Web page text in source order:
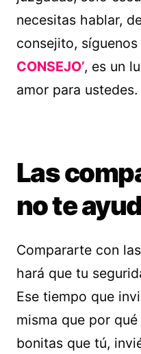
necesitas hablar,
consejito, síguenos
CONSEJO’, es un
amor para ustedes.
Las
no te
Compararte con
hará que tu
Ese tiempo que
misma que por
bonitas que tú,